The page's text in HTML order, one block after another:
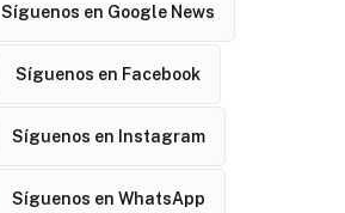
Síguenos en Google News
Síguenos en Facebook
Síguenos en Instagram
Síguenos en WhatsApp